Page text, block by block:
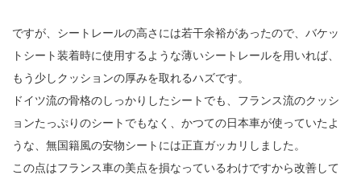
ですが、シートレールの高さには若干余裕があったので、バケッ
トシート装着時に使用するような薄いシートレールを用いれば、
もう少しクッションの厚みを取れるハズです。
ドイツ流の骨格のしっかりしたシートでも、フランス流のクッシ
ョンたっぷりのシートでもなく、かつての日本車が使っていたよ
うな、無国籍風の安物シートには正直ガッカリしました。
この点はフランス車の美点を損なっているわけですから改善して